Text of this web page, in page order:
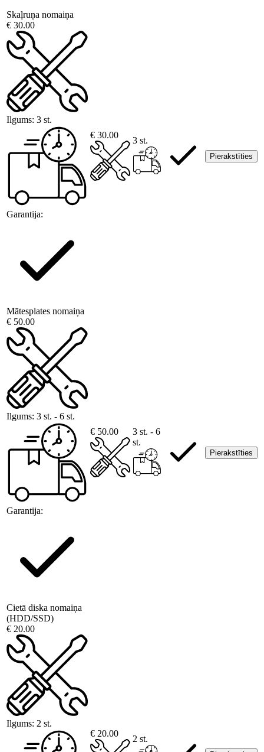
Skaļruņa nomaiņa
€ 30.00
Ilgums: 3 st.
Garantija:
€ 30.00
3 st.
Pierakstīties
Mātesplates nomaiņa
€ 50.00
Ilgums: 3 st. - 6 st.
Garantija:
€ 50.00
3 st. - 6
st.
Pierakstīties
Cietā diska nomaiņa
(HDD/SSD)
€ 20.00
Ilgums: 2 st.
€ 20.00
2 st.